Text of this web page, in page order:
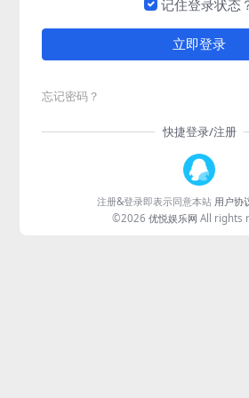
记住登录状态
立即登录
忘记密码？
快捷登录/注册
注册&登录即表示同意本站 用户协
©2026 优悦娱乐网 All rights